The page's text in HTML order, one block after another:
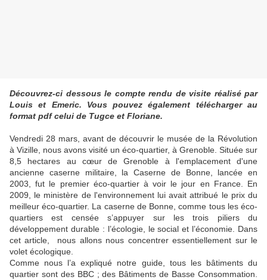
Découvrez-ci dessous le compte rendu de visite réalisé par
Louis et Emeric. Vous pouvez également télécharger au
format pdf celui de Tugce et Floriane.
Vendredi 28 mars, avant de découvrir le musée de la Révolution
à Vizille, nous avons visité un éco-quartier, à Grenoble. Située sur
8,5 hectares au cœur de Grenoble à l'emplacement d'une
ancienne caserne militaire, la Caserne de Bonne, lancée en
2003, fut le premier éco-quartier à voir le jour en France. En
2009, le ministère de l'environnement lui avait attribué le prix du
meilleur éco-quartier. La caserne de Bonne, comme tous les éco-
quartiers est censée s’appuyer sur les trois piliers du
développement durable : l’écologie, le social et l’économie. Dans
cet article, nous allons nous concentrer essentiellement sur le
volet écologique.
Comme nous l’a expliqué notre guide, tous les bâtiments du
quartier sont des BBC ; des Bâtiments de Basse Consommation.